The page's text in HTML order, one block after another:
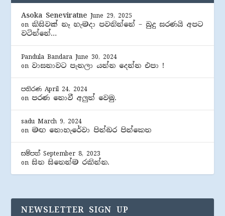
Asoka Seneviratne June 29, 2025
on කිසිවක් නෑ හැමදා පවතින්නේ – බුදු සරණයි අපට
වටින්නේ…
Pandula Bandara June 30, 2024
on වාසනාවට පැනලා යන්න දෙන්න එපා !
පතිරණ April 24, 2024
on පරණ නොවී අලුත් වෙමු.
sadu March 9, 2024
on මඟ නොහැරේවා පින්බර පින්කෙත
සම්පත් September 8, 2023
onසිත සිතෙන්ම රකින්න.
NEWSLETTER SIGN UP